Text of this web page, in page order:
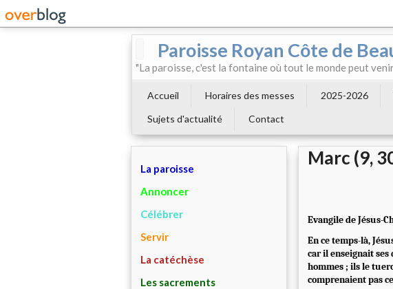
Paroisse Royan Côte de
"La paroisse, c'est la fontaine où tout le monde peut
Accueil Horaires des messes 2025-2026
Sujets d'actualité
Contact
La paroisse
Annoncer
Célébrer
Servir
La catéchèse
Les sacrements
Marc (9,
Evangile de Jésus-
En ce temps-là,
car il enseignait ses
hommes ; ils le
comprenaient pas